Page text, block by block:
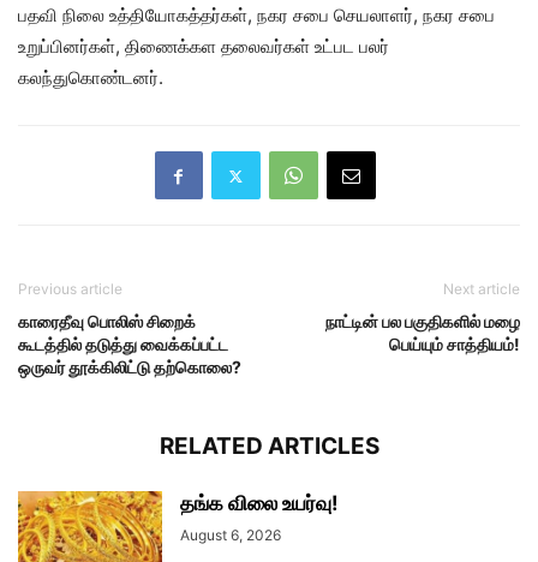
பதவி நிலை உத்தியோகத்தர்கள், நகர சபை செயலாளர், நகர சபை
உறுப்பினர்கள், திணைக்கள தலைவர்கள் உட்பட பலர்
கலந்துகொண்டனர்.
Previous article
காரைதீவு பொலிஸ் சிறைக்
கூடத்தில் தடுத்து வைக்கப்பட்ட
ஒருவர் தூக்கிலிட்டு தற்கொலை?
Next article
நாட்டின் பல பகுதிகளில் மழை
பெய்யும் சாத்தியம்!
RELATED ARTICLES
தங்க விலை உயர்வு!
August 6, 2026